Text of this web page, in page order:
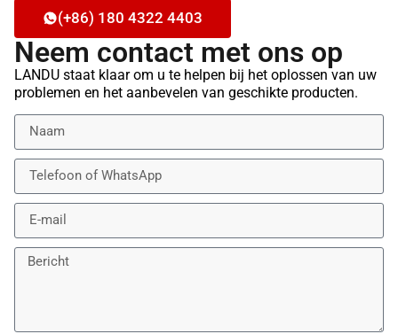
(+86) 180 4322 4403
Neem contact met ons op
LANDU staat klaar om u te helpen bij het oplossen van uw
problemen en het aanbevelen van geschikte producten.